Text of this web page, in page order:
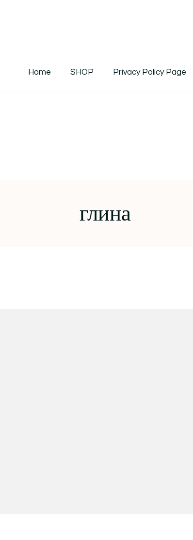
Home SHOP Privacy Policy Page
глина